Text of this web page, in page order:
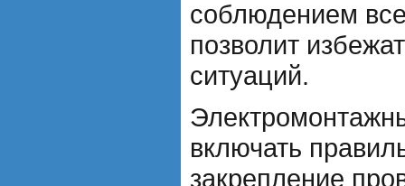
соблюдением
позволит
ситуаций.
включать
закрепление